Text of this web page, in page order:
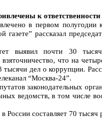
к
в первом полугодии
рассказал
выявил почти 30 тысяч
что на
дел о коррупции.
“Москва-24”.
законодательных
ведомств, в том числе
России составляет 70 тысяч